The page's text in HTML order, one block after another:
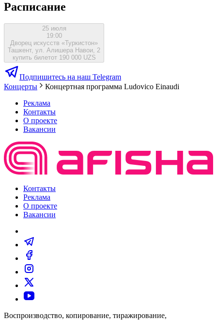
Расписание
25 июля
19:00
Дворец искусств «Туркистон»
Ташкент, ул. Алишера Навои, 2
купить билетот 190 000 UZS
Подпишитесь на наш Telegram
Концерты
Концертная программа Ludovico Einaudi
Реклама
Контакты
О проекте
Вакансии
Контакты
Реклама
О проекте
Вакансии
Воспроизводство, копирование, тиражирование,